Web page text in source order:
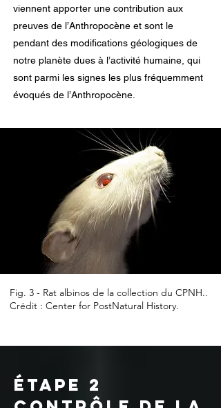
viennent apporter une contribution aux
preuves de l’Anthropocène et sont le
pendant des modifications géologiques de
notre planète dues à l’activité humaine, qui
sont parmi les signes les plus fréquemment
évoqués de l’Anthropocène.
Fig. 3 - Rat albinos de la collection du CPNH..
Crédit : Center for PostNatural History.
étape 2